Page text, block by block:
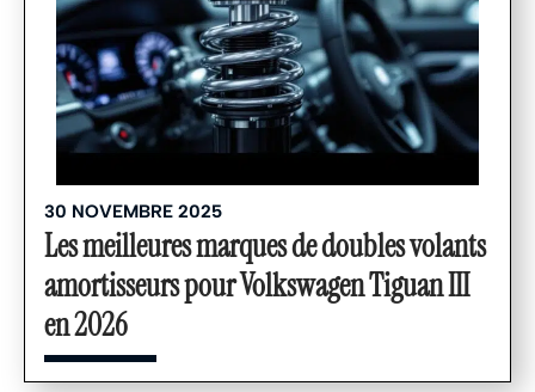
30 NOVEMBRE 2025
Les meilleures marques de doubles volants
amortisseurs pour Volkswagen Tiguan III
en 2026